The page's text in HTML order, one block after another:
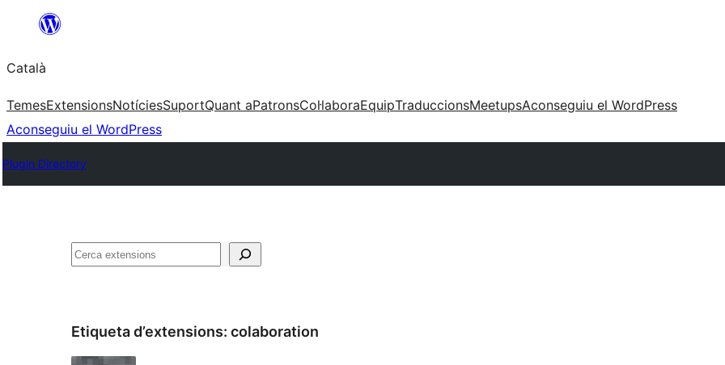
contingut
Català
TemesExtensionsNotíciesSuportQuant aPatronsCol·laboraEquipTraduccionsMeetupsAconseguiu el WordPress
Aconseguiu el WordPress
Plugin Directory
Cerca
Etiqueta d’extensions: colaboration